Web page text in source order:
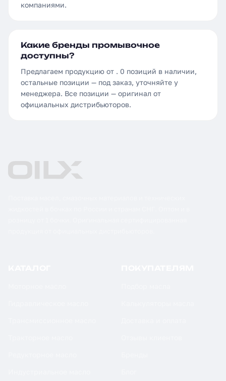
компаниями.
Какие бренды промывочное
доступны?
Предлагаем продукцию от . 0 позиций в наличии,
остальные позиции — под заказ, уточняйте у
менеджера. Все позиции — оригинал от
официальных дистрибьюторов.